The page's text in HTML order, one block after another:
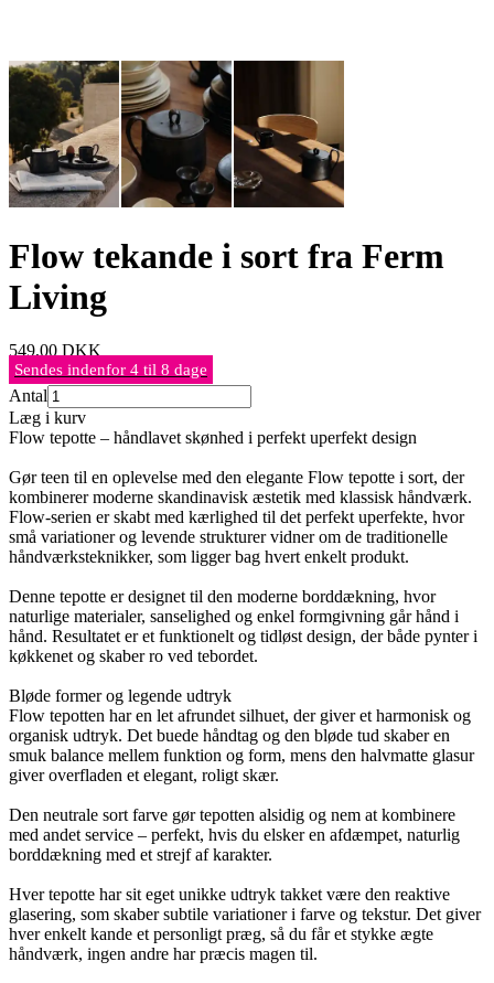
Flow tekande i sort fra Ferm
Living
549,00 DKK
Sendes indenfor 4 til 8 dage
Antal
Læg i kurv
Flow tepotte – håndlavet skønhed i perfekt uperfekt design
Gør teen til en oplevelse med den elegante Flow tepotte i sort, der
kombinerer moderne skandinavisk æstetik med klassisk håndværk.
Flow-serien er skabt med kærlighed til det perfekt uperfekte, hvor
små variationer og levende strukturer vidner om de traditionelle
håndværksteknikker, som ligger bag hvert enkelt produkt.
Denne tepotte er designet til den moderne borddækning, hvor
naturlige materialer, sanselighed og enkel formgivning går hånd i
hånd. Resultatet er et funktionelt og tidløst design, der både pynter i
køkkenet og skaber ro ved tebordet.
Bløde former og legende udtryk
Flow tepotten har en let afrundet silhuet, der giver et harmonisk og
organisk udtryk. Det buede håndtag og den bløde tud skaber en
smuk balance mellem funktion og form, mens den halvmatte glasur
giver overfladen et elegant, roligt skær.
Den neutrale sort farve gør tepotten alsidig og nem at kombinere
med andet service – perfekt, hvis du elsker en afdæmpet, naturlig
borddækning med et strejf af karakter.
Hver tepotte har sit eget unikke udtryk takket være den reaktive
glasering, som skaber subtile variationer i farve og tekstur. Det giver
hver enkelt kande et personligt præg, så du får et stykke ægte
håndværk, ingen andre har præcis magen til.